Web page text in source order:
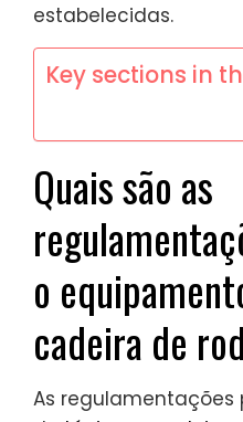
estabelecidas.
Key sections in
Quais são as
o
cadeira de
As